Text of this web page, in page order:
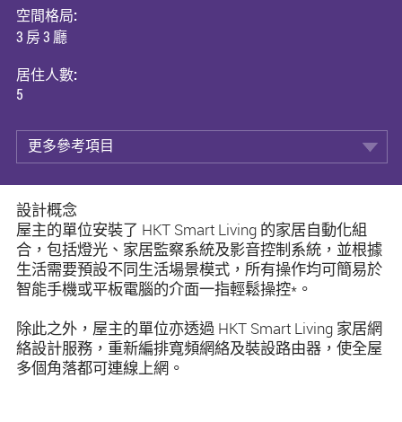
空間格局:
3 房 3 廳
居住人數:
5
更多參考項目
設計概念
屋主的單位安裝了 HKT Smart Living 的家居自動化組
合，包括燈光、家居監察系統及影音控制系統，並根據
生活需要預設不同生活場景模式，所有操作均可簡易於
智能手機或平板電腦的介面一指輕鬆操控*。
除此之外，屋主的單位亦透過 HKT Smart Living 家居網
絡設計服務，重新編排寬頻網絡及裝設路由器，使全屋
多個角落都可連線上網。